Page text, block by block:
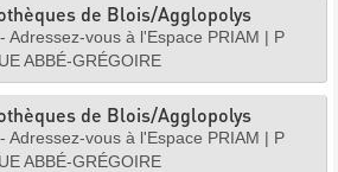
de Blois/Agglopolys
Adressez-vous à l'Espace PRIAM | P
ABBÉ-GRÉGOIRE
de Blois/Agglopolys
Adressez-vous à l'Espace PRIAM | P
ABBÉ-GRÉGOIRE